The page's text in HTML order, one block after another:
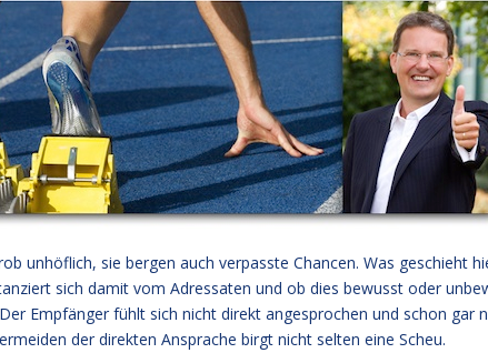
unhöflich, sie bergen auch verpasste Chancen. Was geschieht
sich damit vom Adressaten und ob dies bewusst oder
Empfänger fühlt sich nicht direkt angesprochen und schon gar
der direkten Ansprache birgt nicht selten eine Scheu.